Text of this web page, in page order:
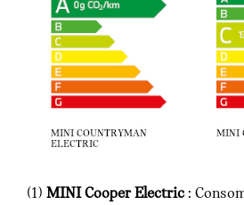
(1) MINI Cooper Electric: